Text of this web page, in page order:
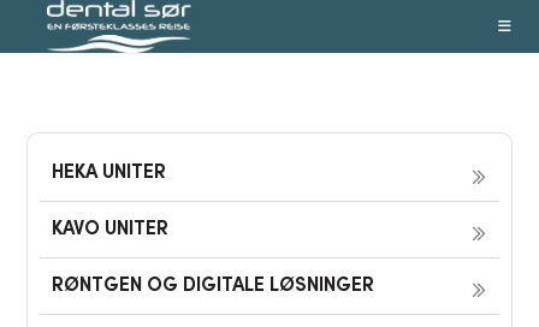
HEKA UNITER
KAVO UNITER
RØNTGEN OG DIGITALE LØSNINGER